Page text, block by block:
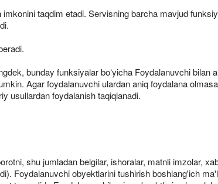
taqdim etadi. Servisning barcha mavjud
bunday funksiyalar boʻyicha Foydalanuvchi bilan
Agar foydalanuvchi ulardan aniq foydalana
usullardan foydalanish taqiqlanadi.
shu jumladan belgilar, ishoralar, matnli imzolar,
Foydalanuvchi obyektlarini tushirish boshlang'ich